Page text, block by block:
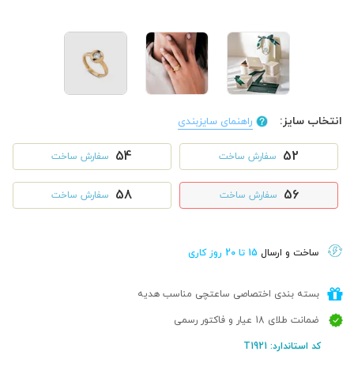
انتخاب سایز: راهنمای سایزبندی
52 سفارش ساخت 54 سفارش ساخت
56 سفارش ساخت 58 سفارش ساخت
ساخت و ارسال 15 تا 20 روز کاری
بسته بندی اختصاصی ساعتچی مناسب هدیه
ضمانت طلای 18 عیار و فاکتور رسمی
کد استاندارد: T1921